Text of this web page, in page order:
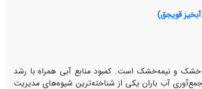
قویجق)
خشک و نیمه‌خشک است. کمبود منابع آبی همراه با رشد
جمع‌آوری آب باران یکی از شناخته‌ترین شیوه‌های مدیریت